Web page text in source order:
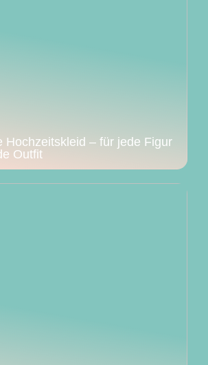
Hochzeitskleid – für jede Figur
Outfit